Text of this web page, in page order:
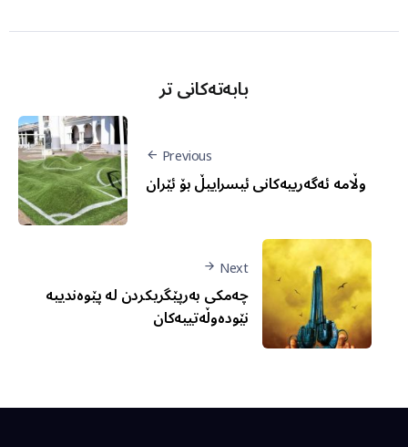
بابەتەکانی تر
Previous
وڵامە ئەگەرییەکانی ئیسراییڵ بۆ ئێران
Next
چەمکی بەرپێگریکردن لە پێوەندییە
نێودەوڵەتییەکان